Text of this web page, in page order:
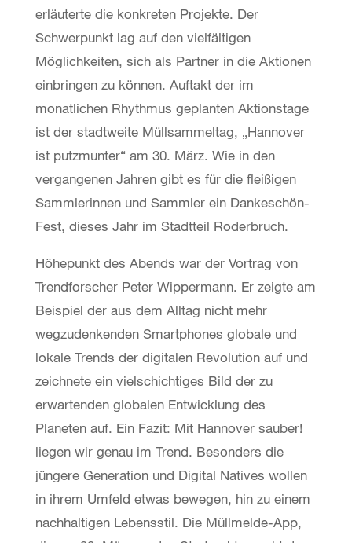
erläuterte die konkreten Projekte. Der
Schwerpunkt lag auf den vielfältigen
Möglichkeiten, sich als Partner in die Aktionen
einbringen zu können. Auftakt der im
monatlichen Rhythmus geplanten Aktionstage
ist der stadtweite Müllsammeltag, „Hannover
ist putzmunter“ am 30. März. Wie in den
vergangenen Jahren gibt es für die fleißigen
Sammlerinnen und Sammler ein Dankeschön-
Fest, dieses Jahr im Stadtteil Roderbruch.
Höhepunkt des Abends war der Vortrag von
Trendforscher Peter Wippermann. Er zeigte am
Beispiel der aus dem Alltag nicht mehr
wegzudenkenden Smartphones globale und
lokale Trends der digitalen Revolution auf und
zeichnete ein vielschichtiges Bild der zu
erwartenden globalen Entwicklung des
Planeten auf. Ein Fazit: Mit Hannover sauber!
liegen wir genau im Trend. Besonders die
jüngere Generation und Digital Natives wollen
in ihrem Umfeld etwas bewegen, hin zu einem
nachhaltigen Lebensstil. Die Müllmelde-App,